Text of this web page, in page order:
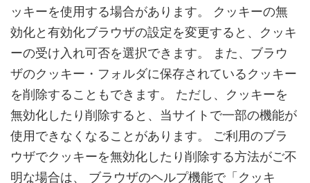
ッキーを使用する場合があります。 クッキーの無
効化と有効化ブラウザの設定を変更すると、クッキ
ーの受け入れ可否を選択できます。 また、ブラウ
ザのクッキー・フォルダに保存されているクッキー
を削除することもできます。 ただし、クッキーを
無効化したり削除すると、当サイトで一部の機能が
使用できなくなることがあります。 ご利用のブラ
ウザでクッキーを無効化したり削除する方法がご不
明な場合は、 ブラウザのヘルプ機能で「クッキ